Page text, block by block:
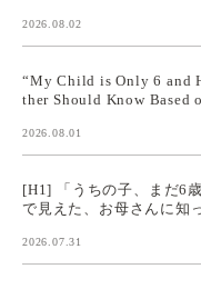
2026.08.02
“My Child is Only 6 and
ther Should Know Based
2026.08.01
[H1] 「うちの子、まだ6
で見えた、お母さんに知
2026.07.31